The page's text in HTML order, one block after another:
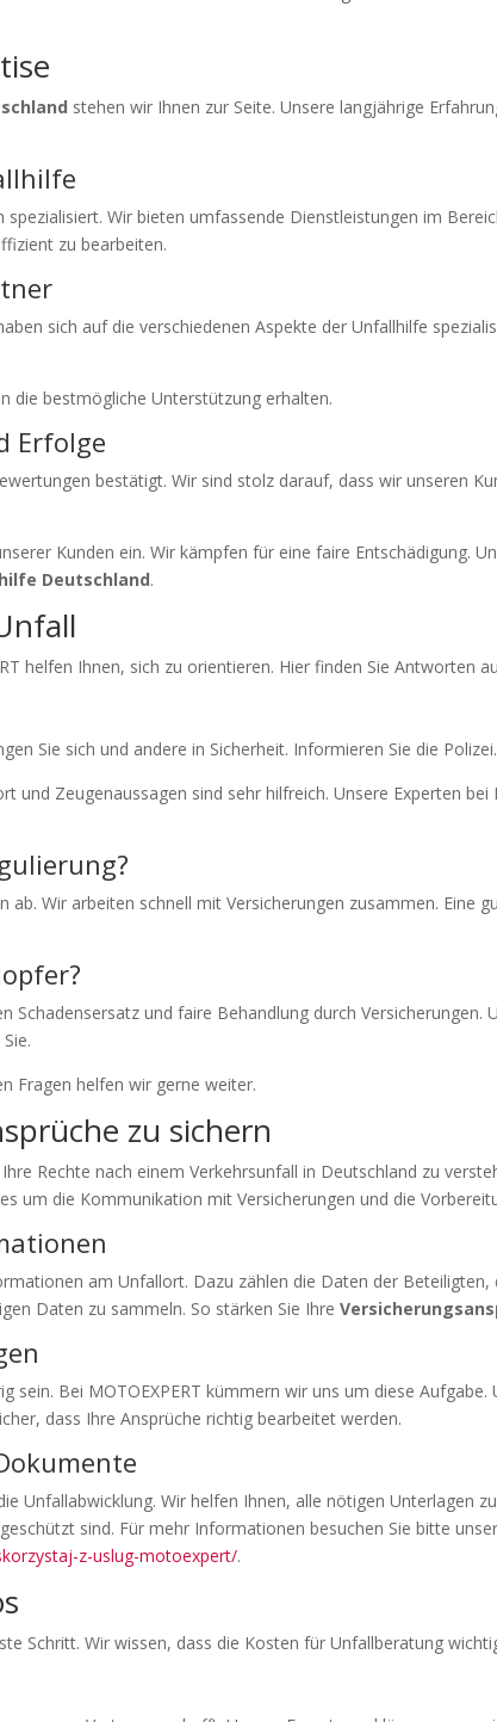
stehen wir Ihnen zur Seite. Unsere langjährige
Wir bieten umfassende Dienstleistungen im
zu bearbeiten.
sich auf die verschiedenen Aspekte der Unfallhilfe
die bestmögliche Unterstützung erhalten.
Erfolge
bestätigt. Wir sind stolz darauf, dass wir unseren
Kunden ein. Wir kämpfen für eine faire Entschädigung.
Deutschland.
helfen Ihnen, sich zu orientieren. Hier finden Sie Antworten
Sie sich und andere in Sicherheit. Informieren Sie die Polizei.
Zeugenaussagen sind sehr hilfreich. Unsere Experten bei
ab. Wir arbeiten schnell mit Versicherungen zusammen. Eine
Schadensersatz und faire Behandlung durch Versicherungen.
Fragen helfen wir gerne weiter.
zu sichern
Rechte nach einem Verkehrsunfall in Deutschland zu
um die Kommunikation mit Versicherungen und die
am Unfallort. Dazu zählen die Daten der
Daten zu sammeln. So stärken Sie Ihre
sein. Bei MOTOEXPERT kümmern wir uns um diese
dass Ihre Ansprüche richtig bearbeitet werden.
Unfallabwicklung. Wir helfen Ihnen, alle nötigen Unterlagen
sind. Für mehr Informationen besuchen Sie bitte
z-uslug-motoexpert/.
Schritt. Wir wissen, dass die Kosten für Unfallberatung